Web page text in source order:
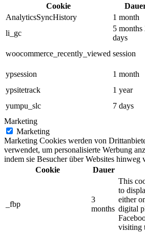
Cookie
AnalyticsSyncHistory
1 month
li_gc
5 months
days
woocommerce_recently_viewed session
ypsession
1 month
ypsitetrack
1 year
yumpu_slc
7 days
Marketing
Marketing
Marketing Cookies werden von
verwendet, um personalisierte Werbung
indem sie Besucher über Websites hinweg
Cookie
Dauer
_fbp
3
months
This
to
either
digital
visiting